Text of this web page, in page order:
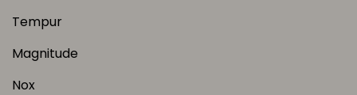
Tempur
Magnitude
Nox